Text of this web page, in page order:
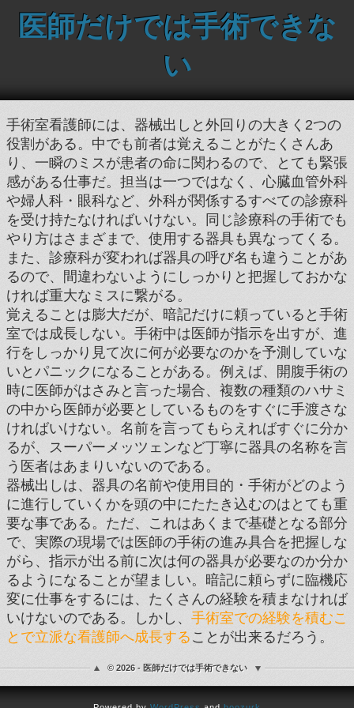
医師だけでは手術できな
い
手術室看護師には、器械出しと外回りの大きく2つの
役割がある。中でも前者は覚えることがたくさんあ
り、一瞬のミスが患者の命に関わるので、とても緊張
感がある仕事だ。担当は一つではなく、心臓血管外科
や婦人科・眼科など、外科が関係するすべての診療科
を受け持たなければいけない。同じ診療科の手術でも
やり方はさまざまで、使用する器具も異なってくる。
また、診療科が変われば器具の呼び名も違うことがあ
るので、間違わないようにしっかりと把握しておかな
ければ重大なミスに繋がる。
覚えることは膨大だが、暗記だけに頼っていると手術
室では成長しない。手術中は医師が指示を出すが、進
行をしっかり見て次に何が必要なのかを予測していな
いとパニックになることがある。例えば、開腹手術の
時に医師がはさみと言った場合、複数の種類のハサミ
の中から医師が必要としているものをすぐに手渡さな
ければいけない。名前を言ってもらえればすぐに分か
るが、スーパーメッツェンなど丁寧に器具の名称を言
う医者はあまりいないのである。
器械出しは、器具の名前や使用目的・手術がどのよう
に進行していくかを頭の中にたたき込むのはとても重
要な事である。ただ、これはあくまで基礎となる部分
で、実際の現場では医師の手術の進み具合を把握しな
がら、指示が出る前に次は何の器具が必要なのか分か
るようになることが望ましい。暗記に頼らずに臨機応
変に仕事をするには、たくさんの経験を積まなければ
いけないのである。しかし、 手術室での経験を積むこ
とで立派な看護師へ成長する ことが出来るだろう。
© 2026 - 医師だけでは手術できない